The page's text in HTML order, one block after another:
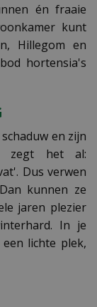
én fraaie
kunt
Hillegom en
hortensia's
en zijn
zegt het al:
Dus verwen
kunnen ze
jaren plezier
In je
lichte plek,